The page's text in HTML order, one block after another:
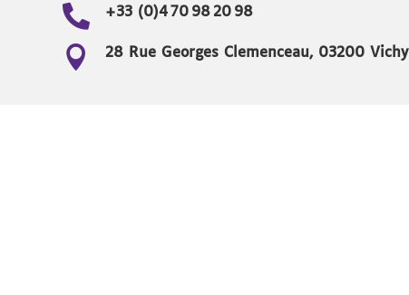
 +33 (0)4 70 98 20 98
 28 Rue Georges Clemenceau, 03200 Vichy